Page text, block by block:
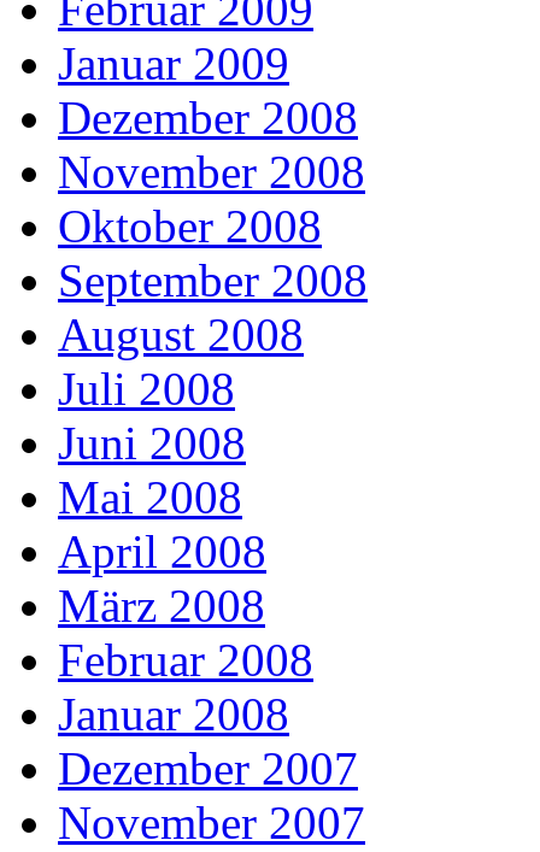
Januar 2009
Dezember 2008
November 2008
Oktober 2008
September 2008
August 2008
Juli 2008
Juni 2008
Mai 2008
April 2008
März 2008
Februar 2008
Januar 2008
Dezember 2007
November 2007